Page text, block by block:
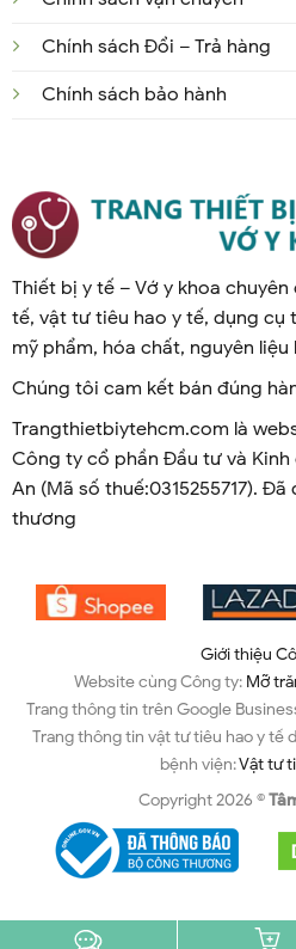
Chính sách Đổi – Trả hàng
Chính sách bảo hành
Thiết bị y tế – Vớ y khoa
tế, vật tư tiêu hao y tế, dụng cụ
mỹ phẩm, hóa chất, nguyên liệu
Chúng tôi cam kết bán đúng
Trangthietbiytehcm.com là
Công ty cổ phần Đầu tư và Kinh
An (Mã số thuế:0315255717).
thương
Giới thiệu
Website cùng Công ty: Mỡ
Trang thông tin trên Google
Trang thông tin vật tư tiêu hao y tế
bệnh viện:Vật tư
Copyright 2026 ©